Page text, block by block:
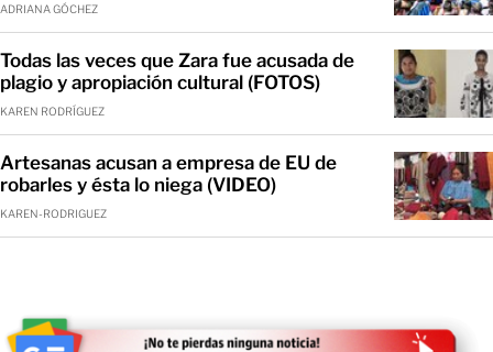
ADRIANA GÓCHEZ
Todas las veces que Zara fue acusada de
plagio y apropiación cultural (FOTOS)
KAREN RODRÍGUEZ
Artesanas acusan a empresa de EU de
robarles y ésta lo niega (VIDEO)
KAREN-RODRIGUEZ